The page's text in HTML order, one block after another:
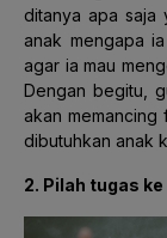
ditanya apa saja
anak mengapa
agar ia mau
Dengan begitu,
akan memancing
dibutuhkan anak
2. Pilah tugas